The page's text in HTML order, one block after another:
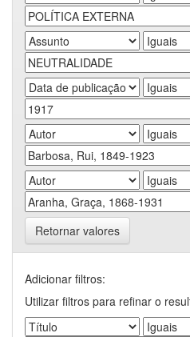
Retornar valores
Adicionar filtros:
Utilizar filtros para refinar o